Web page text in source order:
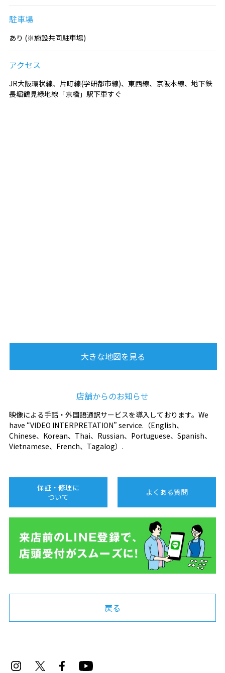
駐車場
あり (※施設共同駐車場)
アクセス
JR大阪環状線、片町線(学研都市線)、東西線、京阪本線、地下鉄
長堀鶴見緑地線「京橋」駅下車すぐ
大きな地図を見る
店舗からのお知らせ
映像による手話・外国語通訳サービスを導入しております。We
have “VIDEO INTERPRETATION” service.（English、
Chinese、Korean、Thai、Russian、Portuguese、Spanish、
Vietnamese、French、Tagalog）.
保証・修理に
ついて
よくある質問
戻る